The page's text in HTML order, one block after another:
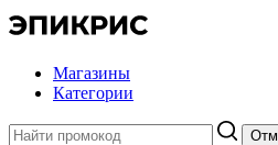
Магазины
Категории